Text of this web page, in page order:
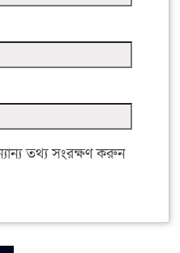
তথ্য সংরক্ষণ করুন